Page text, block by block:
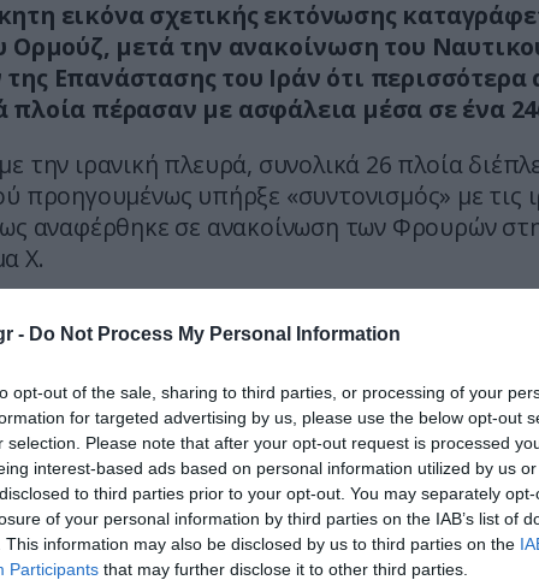
- Do Not Process My Personal Information
opt-out of the sale, sharing to third parties, or processing of your
for targeted advertising by us, please use the below opt-out
selection. Please note that after your opt-out request is processed
interest-based ads based on personal information utilized by us
to third parties prior to your opt-out. You may separately
of your personal information by third parties on the IAB’s list of
This information may also be disclosed by us to third parties on the
Participants that may further disclose it to other third parties.
εικόνα σχετικής εκτόνωσης
Ορμούζ, μετά την ανακοίνωση του
Επανάστασης του Ιράν ότι περισσότερα
πλοία πέρασαν με ασφάλεια μέσα σε ένα
την ιρανική πλευρά, συνολικά 26 πλοία
προηγουμένως υπήρξε «συντονισμός» με τις
αναφέρθηκε σε ανακοίνωση των Φρουρών
Χ.
ενέργειας, καθώς το Ορμούζ αποτελεί βασική
στην ασφάλειά του να έχει άμεσες
ότι η περιοχή παραμένει εξαιρετικά
η αυξημένη ροή πλοίων το τελευταίο
ως ένδειξη προσωρινής σταθεροποίησης,
που είχε περιορίσει τη ναυσιπλοΐα.